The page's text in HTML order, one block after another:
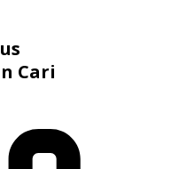
Cari